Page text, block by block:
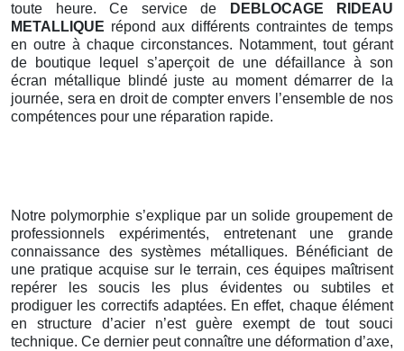
toute heure. Ce service de
DEBLOCAGE RIDEAU
METALLIQUE répond aux différents contraintes de temps
en outre à chaque circonstances. Notamment, tout gérant
de boutique lequel s’aperçoit de une défaillance à son
écran métallique blindé juste au moment démarrer de la
journée, sera en droit de compter envers l’ensemble de nos
compétences pour une réparation rapide.
Notre polymorphie s’explique par un solide groupement de
professionnels expérimentés, entretenant une grande
connaissance des systèmes métalliques. Bénéficiant de
une pratique acquise sur le terrain, ces équipes maîtrisent
repérer les soucis les plus évidentes ou subtiles et
prodiguer les correctifs adaptées. En effet, chaque élément
en structure d’acier n’est guère exempt de tout souci
technique. Ce dernier peut connaître une déformation d’axe,